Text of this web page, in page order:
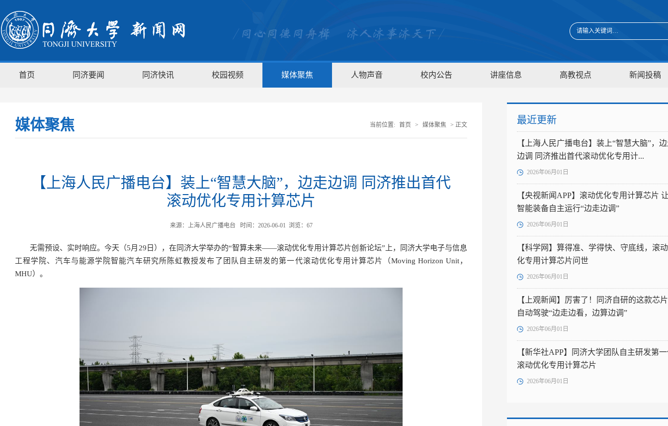
首页 同济要闻 同济快讯 校园视频 媒体聚焦 人物声音 校内公告 讲座信息 高教视点 新闻投稿
媒体聚焦 当前位置: 首页 > 媒体聚焦 > 正文
【上海人民广播电台】装上“智慧大脑”，边走边调 同济推出首代
滚动优化专用计算芯片
来源：上海人民广播电台 时间：2026-06-01 浏览： 67
无需预设、实时响应。今天（5月29日），在同济大学举办的“智算未来——滚动优化专用计算芯片创新论坛”上，同济大学电子与信息
工程学院、汽车与能源学院智能汽车研究所陈虹教授发布了团队自主研发的第一代滚动优化专用计算芯片（Moving Horizon Unit，
MHU）。
最近更新
【上海人民广播电台】装上“智慧大脑”，
边调 同济推出首代滚动优化专用计...
2026年06月01日
【央视新闻APP】滚动优化专用计算芯片
智能装备自主运行“边走边调”
2026年06月01日
【科学网】算得准、学得快、守底线，滚
化专用计算芯片问世
2026年06月01日
【上观新闻】厉害了！同济自研的这款芯
自动驾驶“边走边看，边算边调”
2026年06月01日
【新华社APP】同济大学团队自主研发第
滚动优化专用计算芯片
2026年06月01日